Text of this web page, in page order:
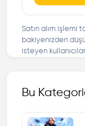
Satın alım işlemi
bakiyenizden
isteyen
Bu